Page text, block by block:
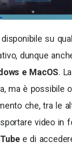
disponibile su
dunque
e MacOS.
ma è possibile
che, tra le
video in
e di